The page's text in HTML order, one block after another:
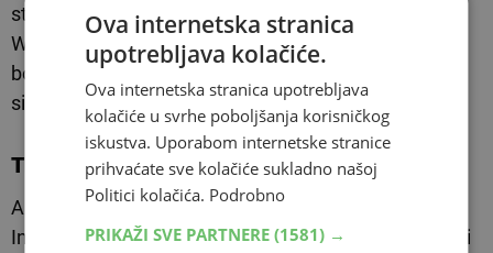
strateške i međunarodne studije (CSIS) iz
Washingtona, ovim povlačenjem najviše su ugroženi
borba protiv klimatskih promjena, zdravstvena
sigurnost i zapošljavanje u UN-ovim organizacijama.
Trump nećeglobalističke agende
Analitičari iz Human Rights Watcha i Amnesty
Internationala kritiziraju poteze kao napad na pravni i
Ova internetska stranica
upotrebljava kolačiće.
Ova internetska stranica upotrebljava
kolačiće u svrhe poboljšanja korisničkog
iskustva. Uporabom internetske stranice
prihvaćate sve kolačiće sukladno našoj
Politici kolačića. Podrobno
PRIKAŽI SVE PARTNERE (1581) →